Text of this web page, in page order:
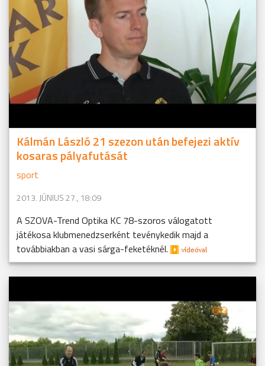
Kálmán László 21 szezon után befejezi aktív
kosaras pályafutását
sport
2013. JÚNIUS 27., 18:09
A SZOVA-Trend Optika KC 78-szoros válogatott
játékosa klubmenedzserként tevénykedik majd a
továbbiakban a vasi sárga-feketéknél.